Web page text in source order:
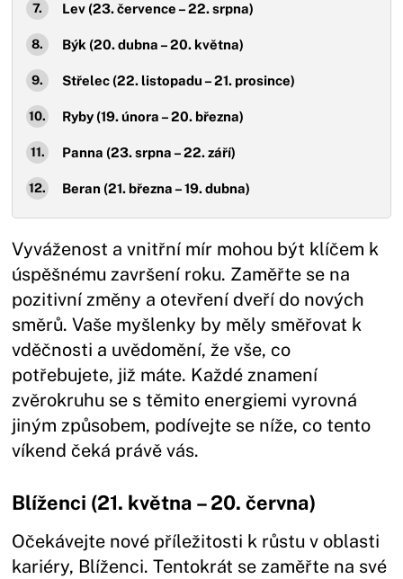
Lev (23. července – 22. srpna)
Býk (20. dubna – 20. května)
Střelec (22. listopadu – 21. prosince)
Ryby (19. února – 20. března)
Panna (23. srpna – 22. září)
Beran (21. března – 19. dubna)
Vyváženost a vnitřní mír mohou být klíčem k
úspěšnému završení roku. Zaměřte se na
pozitivní změny a otevření dveří do nových
směrů. Vaše myšlenky by měly směřovat k
vděčnosti a uvědomění, že vše, co
potřebujete, již máte. Každé znamení
zvěrokruhu se s těmito energiemi vyrovná
jiným způsobem, podívejte se níže, co tento
víkend čeká právě vás.
Blíženci (21. května – 20. června)
Očekávejte nové příležitosti k růstu v oblasti
kariéry, Blíženci. Tentokrát se zaměřte na své